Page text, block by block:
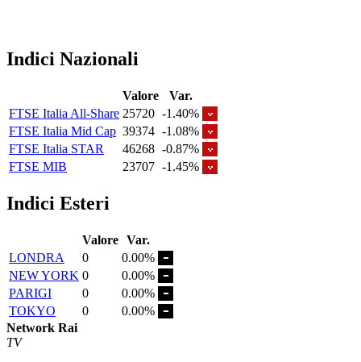
Indici Nazionali
Valore
Var.
FTSE Italia All-Share 25720 -1.40%
FTSE Italia Mid Cap 39374 -1.08%
FTSE Italia STAR
46268 -0.87%
FTSE MIB
23707 -1.45%
Indici Esteri
Valore Var.
LONDRA
0
0.00%
NEW YORK 0
0.00%
PARIGI
0
0.00%
TOKYO
0
0.00%
Network Rai
TV